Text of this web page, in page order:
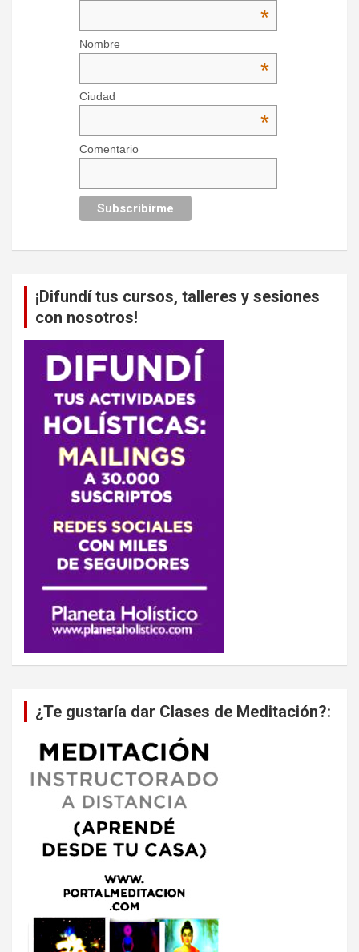
*
Nombre
*
Ciudad
*
Comentario
¡Difundí tus cursos, talleres y sesiones
con nosotros!
¿Te gustaría dar Clases de Meditación?: